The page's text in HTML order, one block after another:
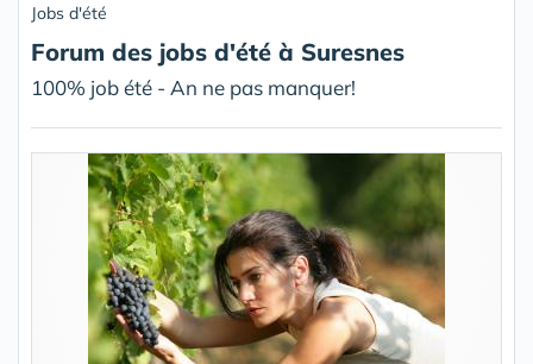
Jobs d'été
Forum des jobs d'été à Suresnes
100% job été - An ne pas manquer!